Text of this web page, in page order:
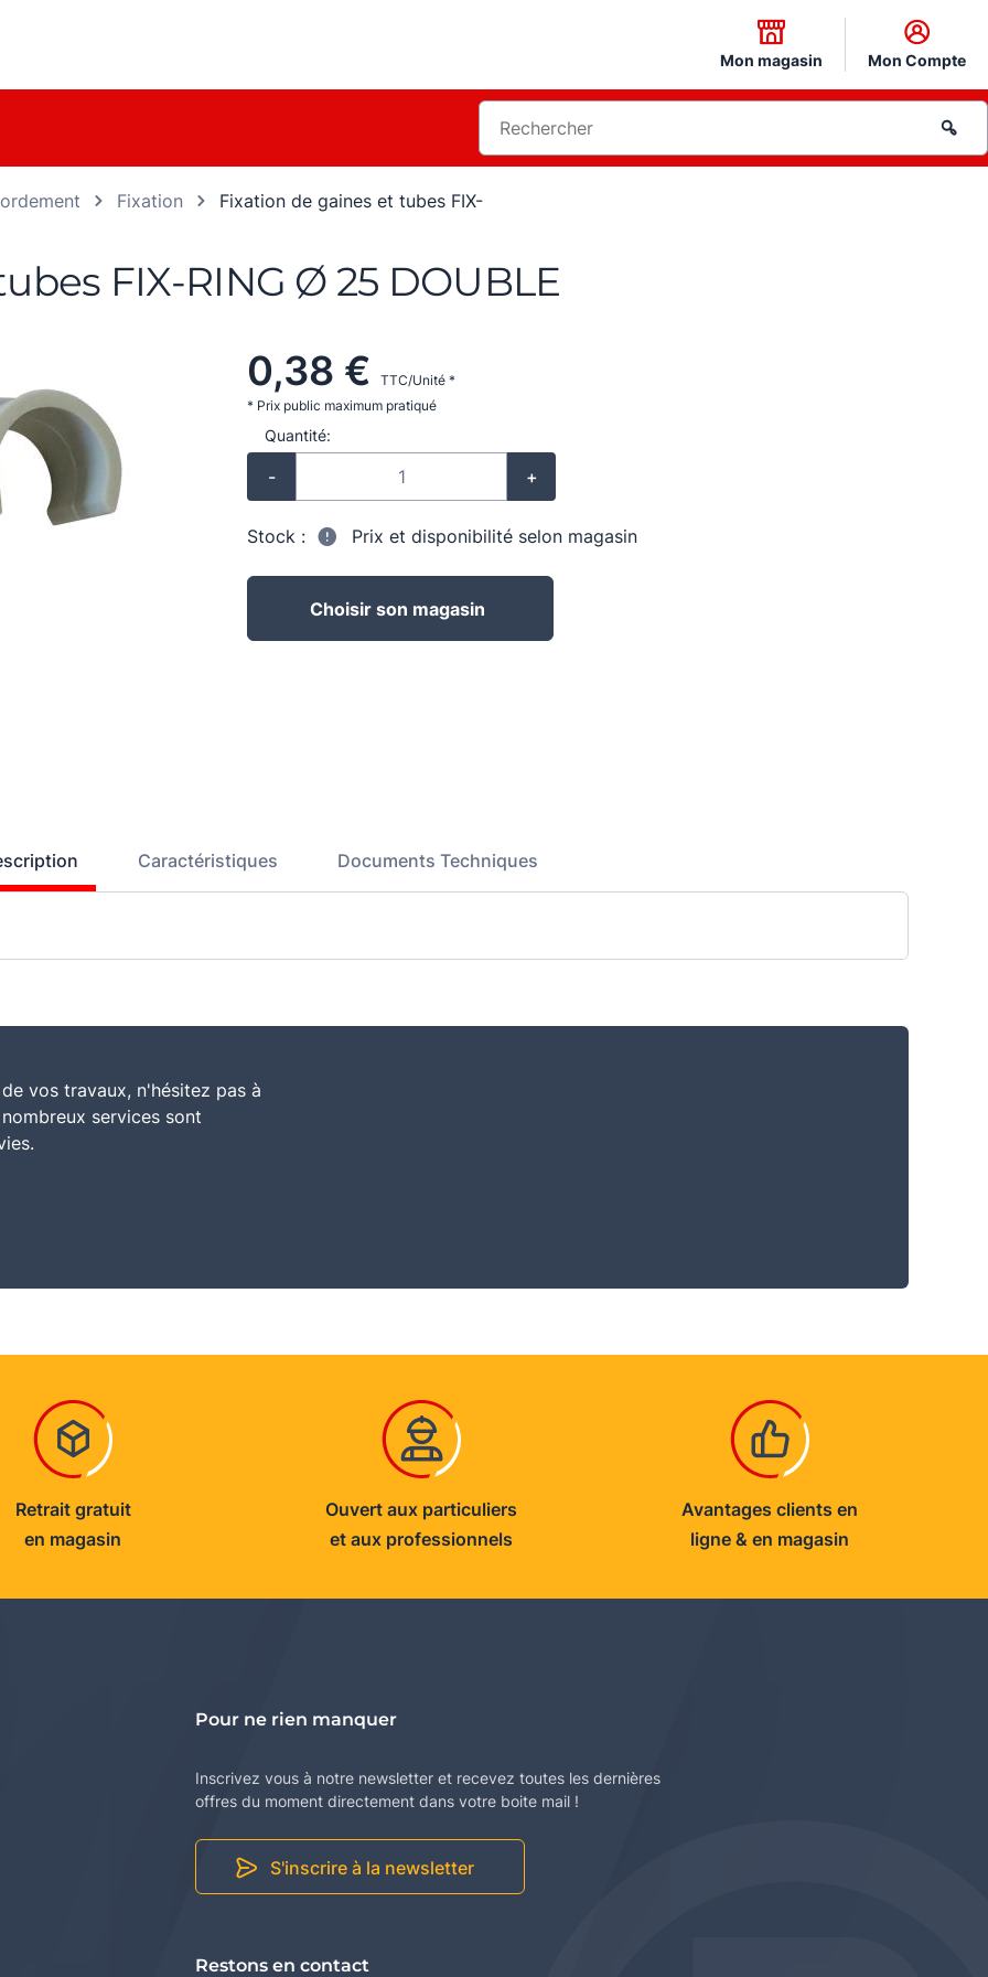
Mon magasin Mon Compte
Fixation Fixation de gaines et tubes FIX-
FIX-RING Ø 25 DOUBLE
0,38 €
TTC/Unité *
* Prix public maximum pratiqué
Quantité:
- +
Stock : Prix et disponibilité selon magasin
Choisir son magasin
Caractéristiques Documents Techniques
vos travaux, n'hésitez pas à
services sont
Retrait gratuit
en magasin
Ouvert aux particuliers
et aux professionnels
Avantages clients en
ligne & en magasin
Pour ne rien manquer
Inscrivez vous à notre newsletter et recevez toutes les dernières
offres du moment directement dans votre boite mail !
S'inscrire à la newsletter
Restons en contact